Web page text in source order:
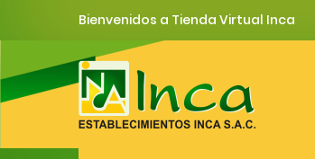
Bienvenidos a Tienda Virtual Inca